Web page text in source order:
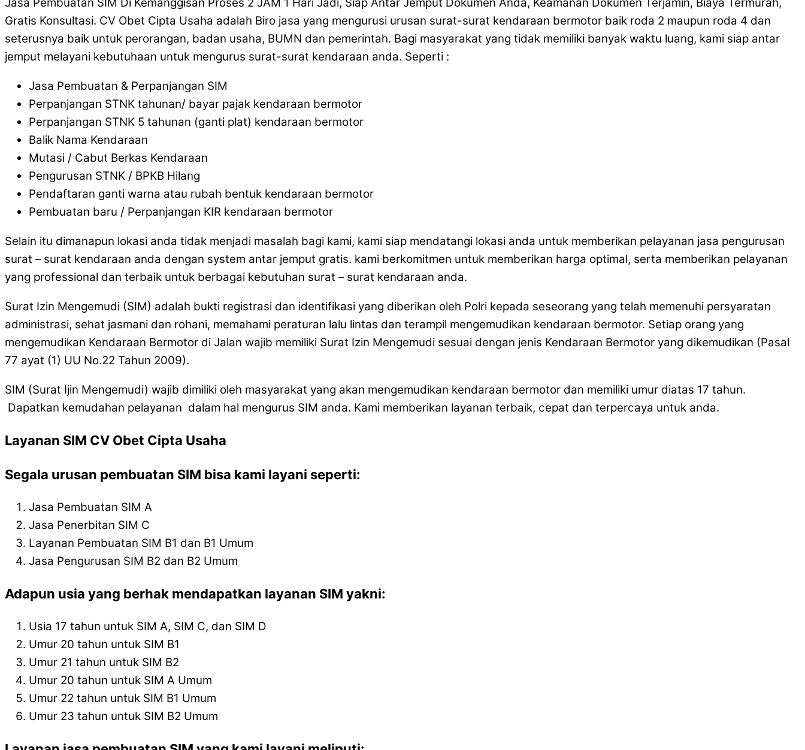
Jasa Pembuatan SIM Di Kemanggisan Proses 2 JAM 1 Hari Jadi, Siap Antar Jemput Dokumen Anda, Keamanan Dokumen Terjamin, Biaya Termurah,
Gratis Konsultasi. CV Obet Cipta Usaha adalah Biro jasa yang mengurusi urusan surat-surat kendaraan bermotor baik roda 2 maupun roda 4 dan
seterusnya baik untuk perorangan, badan usaha, BUMN dan pemerintah. Bagi masyarakat yang tidak memiliki banyak waktu luang, kami siap antar
jemput melayani kebutuhaan untuk mengurus surat-surat kendaraan anda. Seperti :
Jasa Pembuatan & Perpanjangan SIM
Perpanjangan STNK tahunan/ bayar pajak kendaraan bermotor
Perpanjangan STNK 5 tahunan (ganti plat) kendaraan bermotor
Balik Nama Kendaraan
Mutasi / Cabut Berkas Kendaraan
Pengurusan STNK / BPKB Hilang
Pendaftaran ganti warna atau rubah bentuk kendaraan bermotor
Pembuatan baru / Perpanjangan KIR kendaraan bermotor
Selain itu dimanapun lokasi anda tidak menjadi masalah bagi kami, kami siap mendatangi lokasi anda untuk memberikan pelayanan jasa pengurusan
surat – surat kendaraan anda dengan system antar jemput gratis. kami berkomitmen untuk memberikan harga optimal, serta memberikan pelayanan
yang professional dan terbaik untuk berbagai kebutuhan surat – surat kendaraan anda.
Surat Izin Mengemudi (SIM) adalah bukti registrasi dan identifikasi yang diberikan oleh Polri kepada seseorang yang telah memenuhi persyaratan
administrasi, sehat jasmani dan rohani, memahami peraturan lalu lintas dan terampil mengemudikan kendaraan bermotor. Setiap orang yang
mengemudikan Kendaraan Bermotor di Jalan wajib memiliki Surat Izin Mengemudi sesuai dengan jenis Kendaraan Bermotor yang dikemudikan (Pasal
77 ayat (1) UU No.22 Tahun 2009).
SIM (Surat Ijin Mengemudi) wajib dimiliki oleh masyarakat yang akan mengemudikan kendaraan bermotor dan memiliki umur diatas 17 tahun.
Dapatkan kemudahan pelayanan dalam hal mengurus SIM anda. Kami memberikan layanan terbaik, cepat dan terpercaya untuk anda.
Layanan SIM CV Obet Cipta Usaha
Segala urusan pembuatan SIM bisa kami layani seperti:
Jasa Pembuatan SIM A
Jasa Penerbitan SIM C
Layanan Pembuatan SIM B1 dan B1 Umum
Jasa Pengurusan SIM B2 dan B2 Umum
Adapun usia yang berhak mendapatkan layanan SIM yakni:
Usia 17 tahun untuk SIM A, SIM C, dan SIM D
Umur 20 tahun untuk SIM B1
Umur 21 tahun untuk SIM B2
Umur 20 tahun untuk SIM A Umum
Umur 22 tahun untuk SIM B1 Umum
Umur 23 tahun untuk SIM B2 Umum